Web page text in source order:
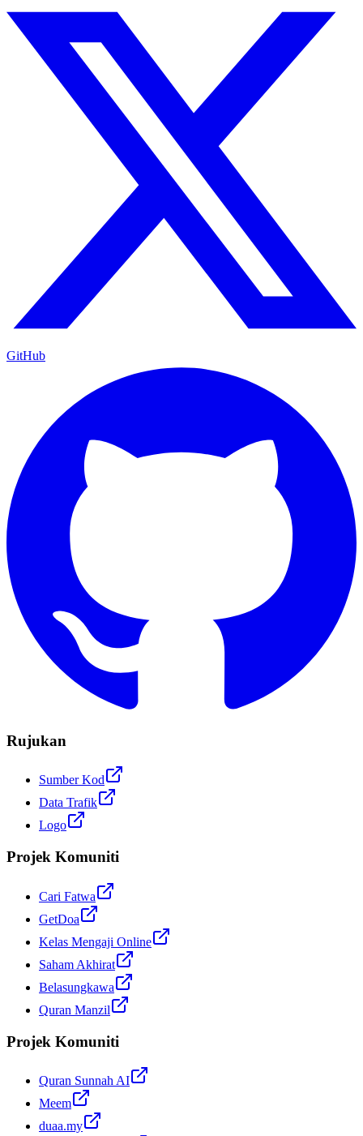
GitHub
Rujukan
Sumber Kod
Data Trafik
Logo
Projek Komuniti
Cari Fatwa
GetDoa
Kelas Mengaji Online
Saham Akhirat
Belasungkawa
Quran Manzil
Projek Komuniti
Quran Sunnah AI
Meem
duaa.my